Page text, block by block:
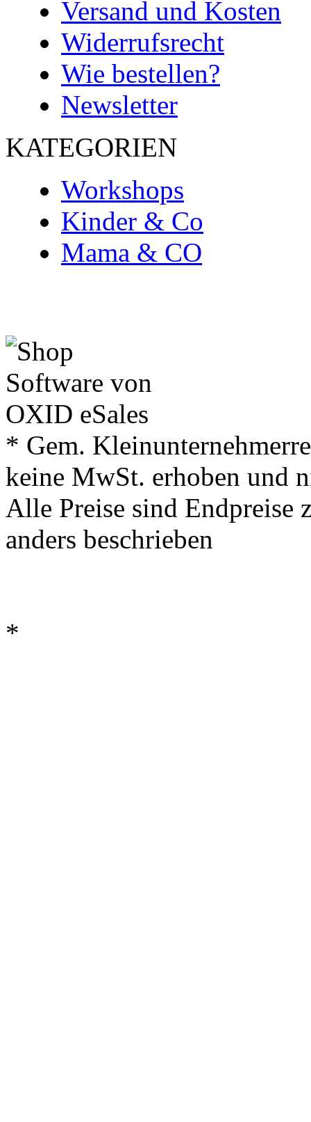
Versand und Kosten
Widerrufsrecht
Wie bestellen?
Newsletter
KATEGORIEN
Workshops
Kinder & Co
Mama & CO
* Gem.
keine MwSt. erhoben und
Alle Preise sind Endpreise
anders beschrieben
*